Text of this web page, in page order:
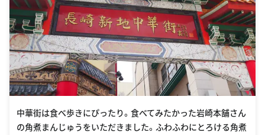
中華街は食べ歩きにぴったり。食べてみたかった岩崎本舗さん
の角煮まんじゅうをいただきました。ふわふわにとろける角煮